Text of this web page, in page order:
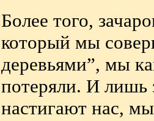
Более того,
который мы
деревьями”, мы
потеряли. И лишь
настигают нас,